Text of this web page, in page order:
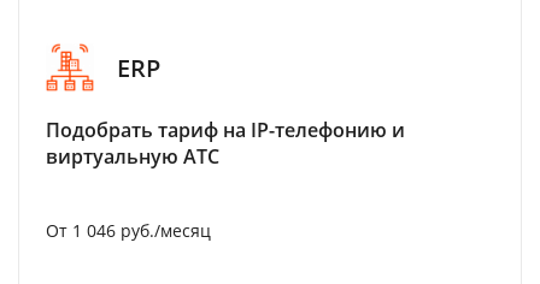
ERP
Подобрать тариф на IP-телефонию и
виртуальную АТС
От 1 046 руб./месяц